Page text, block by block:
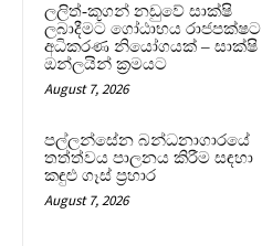
ලලිත්-කූගන් නඩුවේ සාක්ෂි
ලබාදීමට ගෝඨාභය රාජපක්ෂට
අධිකරණ නියෝගයක් – සාක්ෂි
ඔන්ලයින් ක්‍රමයට
August 7, 2026
පල්ලන්සේන බන්ධනාගාරයේ
තත්ත්වය පාලනය කිරීම සඳහා
කඳුළු ගෑස් ප්‍රහාර
August 7, 2026